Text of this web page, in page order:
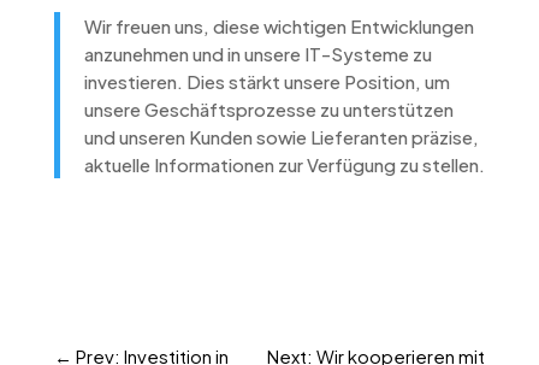
Wir freuen uns, diese wichtigen Entwicklungen
anzunehmen und in unsere IT-Systeme zu
investieren. Dies stärkt unsere Position, um
unsere Geschäftsprozesse zu unterstützen
und unseren Kunden sowie Lieferanten präzise,
aktuelle Informationen zur Verfügung zu stellen.
← Prev: Investition in
Next: Wir kooperieren mit